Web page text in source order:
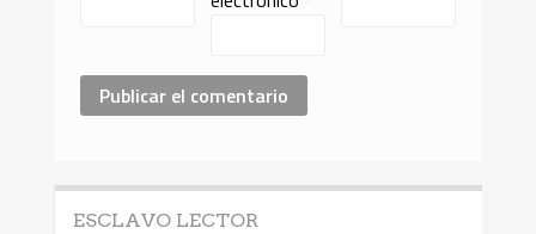
ESCLAVO LECTOR